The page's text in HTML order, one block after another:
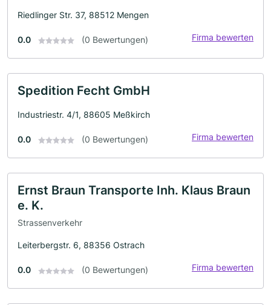
Riedlinger Str. 37, 88512 Mengen
0.0 (0 Bewertungen) Firma bewerten
Spedition Fecht GmbH
Industriestr. 4/1, 88605 Meßkirch
0.0 (0 Bewertungen) Firma bewerten
Ernst Braun Transporte Inh. Klaus Braun
e. K.
Strassenverkehr
Leiterbergstr. 6, 88356 Ostrach
0.0 (0 Bewertungen) Firma bewerten